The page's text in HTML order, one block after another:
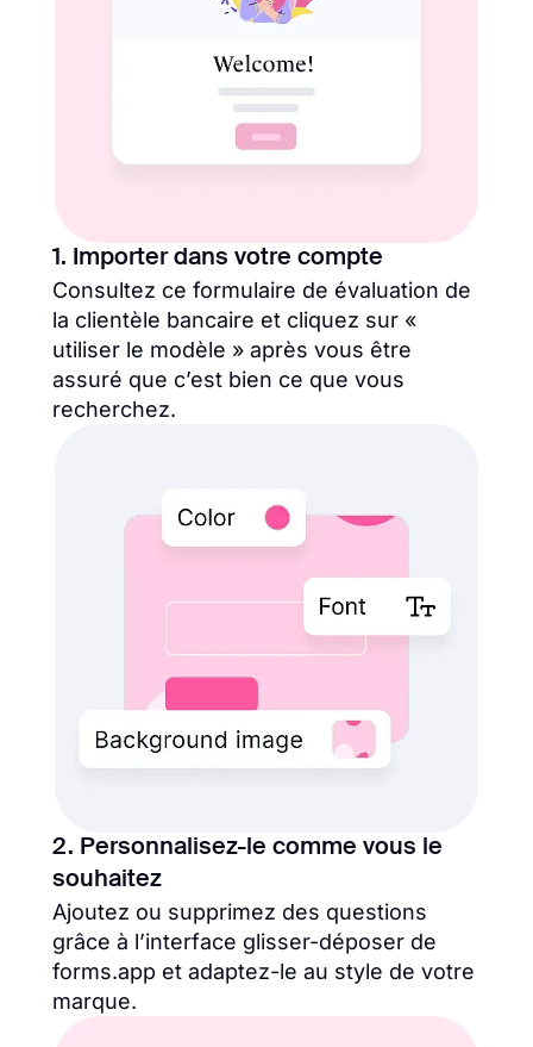
1. Importer dans votre compte
Consultez ce formulaire de évaluation de
la clientèle bancaire et cliquez sur «
utiliser le modèle » après vous être
assuré que c’est bien ce que vous
recherchez.
2. Personnalisez-le comme vous le
souhaitez
Ajoutez ou supprimez des questions
grâce à l’interface glisser-déposer de
forms.app et adaptez-le au style de votre
marque.